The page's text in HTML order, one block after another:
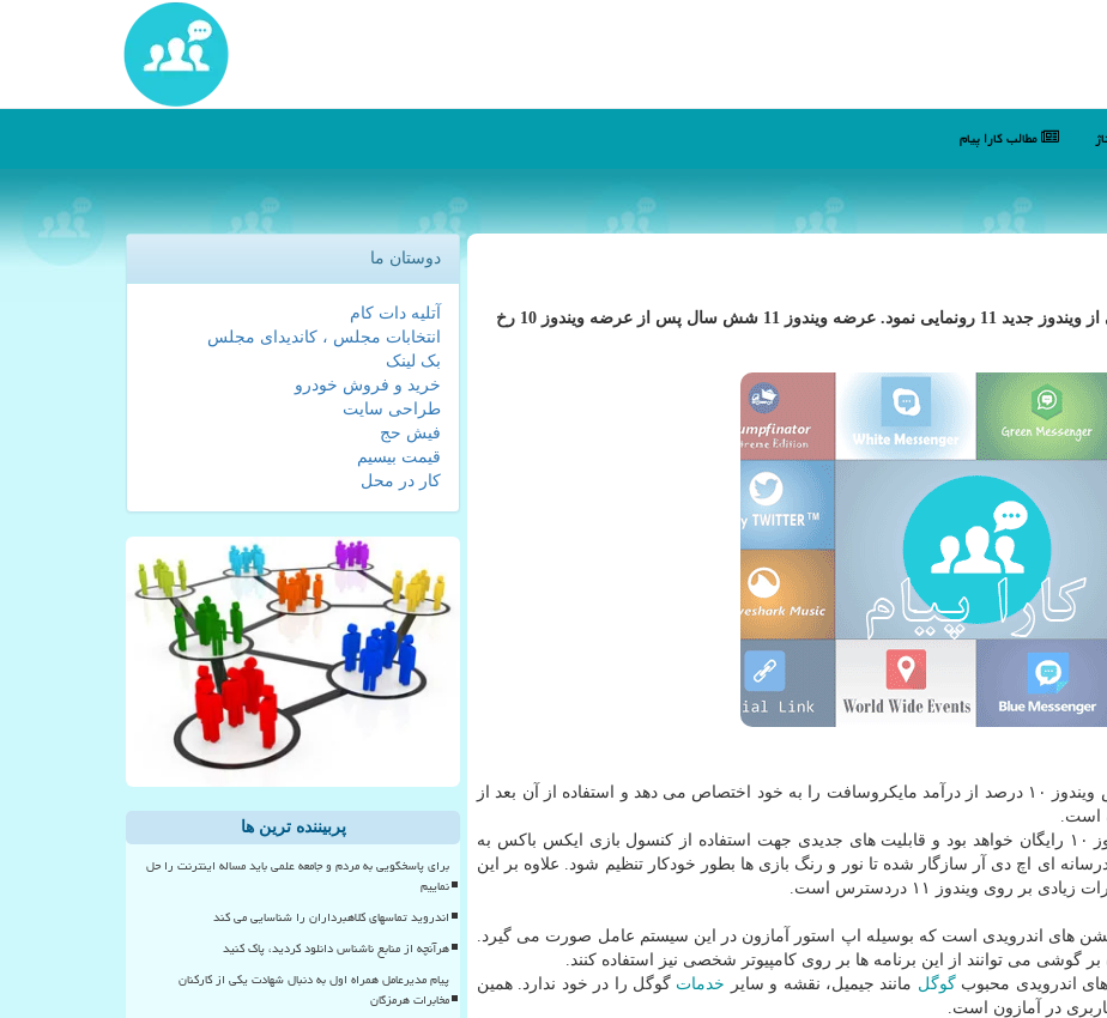
مطالب كارا پیام
کارا پیام: مایکروسافت عصر روز گذشته طی مراسمی از ویندوز جدید 11 رونمایی نمود. عرضه ویندوز 11 شش سال پس از عرضه ویندوز 10 رخ
به گزارش کارا پیام به نقل از سی ان بی سی، فروش ویندوز ۱۰ درصد از درآمد مایکروسافت را به خود اختصاص می دهد و استفاده از آن بعد از
است.
به روزرسانی به ویندوز ۱۱ برای تمامی کاربران ویندوز ۱۰ رایگان خواهد بود و قابلیت های جدیدی جهت استفاده از کنسول بازی ایکس باکس به
شده است. ویندوز ۱۱ با فناوری چندرسانه ای اچ دی آر سازگار شده تا نور و رنگ بازی ها بطور خودکار تنظیم شود. علاوه بر این
روی ویندوز ۱۱ دردسترس است.
ویندوز ۱۱ پشتیبانی از اپلیکیشن های اندرویدی است که بوسیله اپ استور آمازون در این سیستم عامل صورت می گیرد.
گوشی می توانند از این برنامه ها بر روی کامپیوتر شخصی نیز استفاده کنند.
های اندرویدی محبوبگوگل مانند جیمیل، نقشه و سایر خدمات گوگل را در خود ندارد. همین
در آمازون است.
دوستان ما
آتلیه دات کام
انتخابات مجلس ، کاندیدای مجلس
بک لینک
خرید و فروش خودرو
طراحی سایت
فیش حج
قیمت بیسیم
کار در محل
پربیننده ترین ها
برای پاسخگویی به مردم و جامعه علمی باید مساله اینترنت را حل
نماییم
اندروید تماسهای کلاهبرداران را شناسایی می کند
هرآنچه از منابع ناشناس دانلود کردید، پاک کنید
پیام مدیرعامل همراه اول به دنبال شهادت یکی از کارکنان
مخابرات هرمزگان